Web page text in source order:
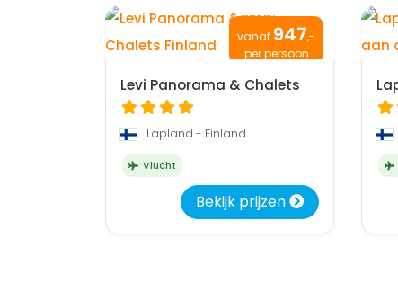
vanaf 947,-
per persoon
Levi Panorama & Chalets
Lapland - Finland
Vlucht
Bekijk prijzen